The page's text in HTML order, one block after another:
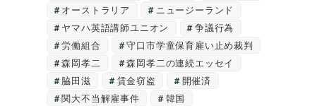
オーストラリア
ニュージーランド
ヤマハ英語講師ユニオン
争議行為
労働組合
守口市学童保育雇い止め裁判
森岡孝二
森岡孝二の連続エッセイ
脇田滋
賃金窃盗
開催済
関大不当解雇事件
韓国